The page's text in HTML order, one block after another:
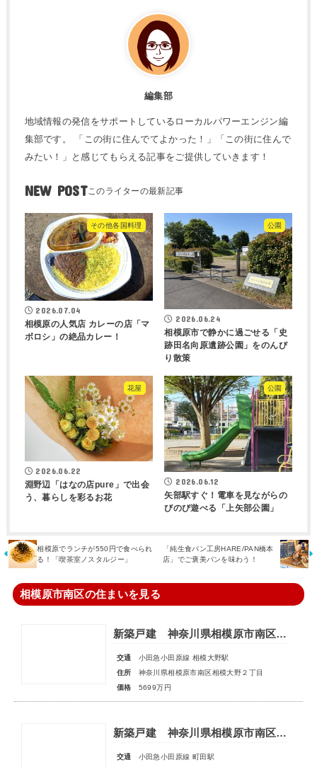
編集部
地域情報の発信をサポートしているローカルパワーエンジン編
集部です。 「この街に住んでてよかった！」「この街に住んで
みたい！」と感じてもらえる記事をご提供していきます！
NEW POST
その他各国料理
2026.07.04
相模原の人気店 カレーの店「マ
ボロシ」の絶品カレー！
公園
2026.06.24
相模原市で静かに過ごせる「史
跡田名向原遺跡公園」をのんび
り散策
花屋
2026.06.22
淵野辺「はなの店pure」で出会
う、暮らしを彩るお花
公園
2026.06.12
矢部駅すぐ！電車を見ながらの
びのび遊べる「上矢部公園」
相模原でランチが550円で食べられ
る！「喫茶室ノスタルジー」
「純生食パン工房HARE/PAN橋本
店」でご褒美パンを味わう！
相模原市南区の住まいを見る
新築戸建 神奈川県相模原市南区相模大野２丁目
交通
小田急小田原線 相模大野駅
住所
神奈川県相模原市南区相模大野２丁目
価格
5699万円
新築戸建 神奈川県相模原市南区鵜野森２丁目
交通
小田急小田原線 町田駅